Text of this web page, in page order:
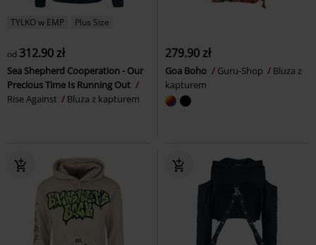
TYLKO w EMP Plus Size
od 312.90 zł
Sea Shepherd Cooperation - Our
Precious Time Is Running Out
Rise Against
Bluza z kapturem
279.90 zł
Goa Boho Guru-Shop
Bluza z
kapturem